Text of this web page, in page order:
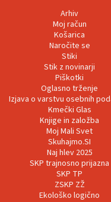
Arhiv
Moj račun
Košarica
Naročite se
Stiki
Stik z novinarji
Piškotki
Oglasno trženje
Izjava o varstvu osebnih
Kmečki Glas
Knjige in založba
Moj Mali Svet
Skuhajmo.SI
Naj hlev 2025
SKP trajnosno prijazna
SKP TP
ZSKP ZŽ
Ekološko logično